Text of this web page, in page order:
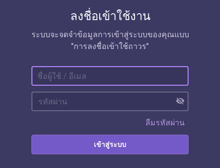
ลงชื่อเข้าใช้งาน
ระบบจะจดจำข้อมูลการเข้าสู่ระบบของคุณแบบ
"การลงชื่อเข้าใช้ถาวร"
visibility_off
ลืมรหัสผ่าน
เข้าสู่ระบบ